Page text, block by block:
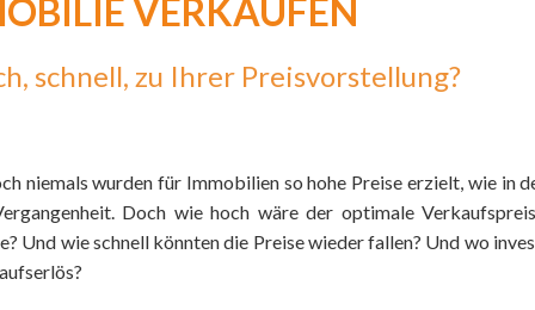
VERKAUFEN
schnell, zu Ihrer Preisvorstellung?
niemals wurden für Immobilien so hohe Preise erzielt, wie in
Doch wie hoch wäre der optimale
Und wie schnell könnten die Preise wieder fallen? Und wo
ABONNIEREN